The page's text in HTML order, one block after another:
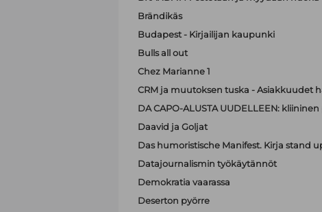
Brändikäs
Budapest - Kirjailijan kaupunki
Bulls all out
Chez Marianne 1
CRM ja muutoksen tuska - Asiakkuudet
DA CAPO-ALUSTA UUDELLEEN:
Daavid ja Goljat
Das humoristische Manifest. Kirja stand
Datajournalismin työkäytännöt
Demokratia vaarassa
Deserton pyörre